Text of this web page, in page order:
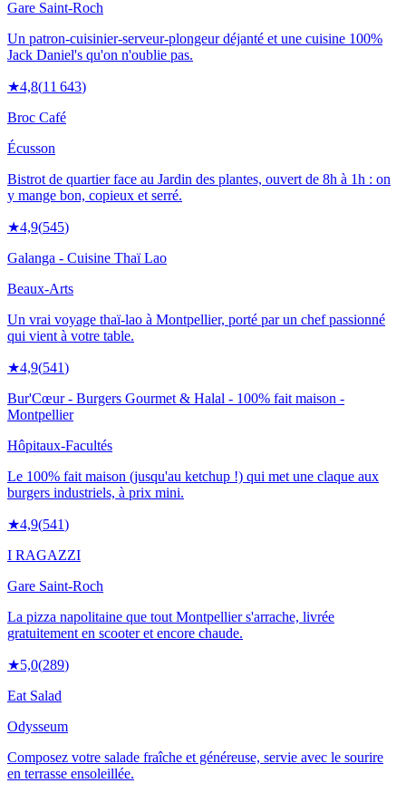
Gare Saint-Roch
Un patron-cuisinier-serveur-plongeur déjanté et une cuisine 100%
Jack Daniel's qu'on n'oublie pas.
★4,8(11 643)
Broc Café
Écusson
Bistrot de quartier face au Jardin des plantes, ouvert de 8h à 1h : on
y mange bon, copieux et serré.
★4,9(545)
Galanga - Cuisine Thaï Lao
Beaux-Arts
Un vrai voyage thaï-lao à Montpellier, porté par un chef passionné
qui vient à votre table.
★4,9(541)
Bur'Cœur - Burgers Gourmet & Halal - 100% fait maison -
Montpellier
Hôpitaux-Facultés
Le 100% fait maison (jusqu'au ketchup !) qui met une claque aux
burgers industriels, à prix mini.
★4,9(541)
I RAGAZZI
Gare Saint-Roch
La pizza napolitaine que tout Montpellier s'arrache, livrée
gratuitement en scooter et encore chaude.
★5,0(289)
Eat Salad
Odysseum
Composez votre salade fraîche et généreuse, servie avec le sourire
en terrasse ensoleillée.